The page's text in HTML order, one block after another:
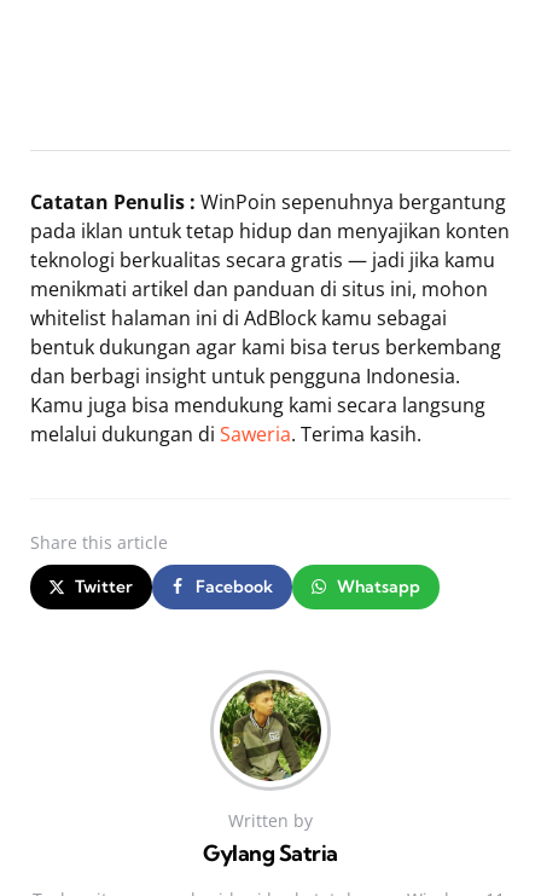
Catatan Penulis : WinPoin sepenuhnya bergantung
pada iklan untuk tetap hidup dan menyajikan konten
teknologi berkualitas secara gratis — jadi jika kamu
menikmati artikel dan panduan di situs ini, mohon
whitelist halaman ini di AdBlock kamu sebagai
bentuk dukungan agar kami bisa terus berkembang
dan berbagi insight untuk pengguna Indonesia.
Kamu juga bisa mendukung kami secara langsung
melalui dukungan di Saweria. Terima kasih.
Share this article
Twitter Facebook Whatsapp
Written by
Gylang Satria